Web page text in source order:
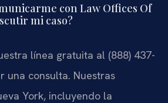
con Law Offices Of
mi caso?
línea gratuita al (888) 437-
una consulta. Nuestras
York, incluyendo la